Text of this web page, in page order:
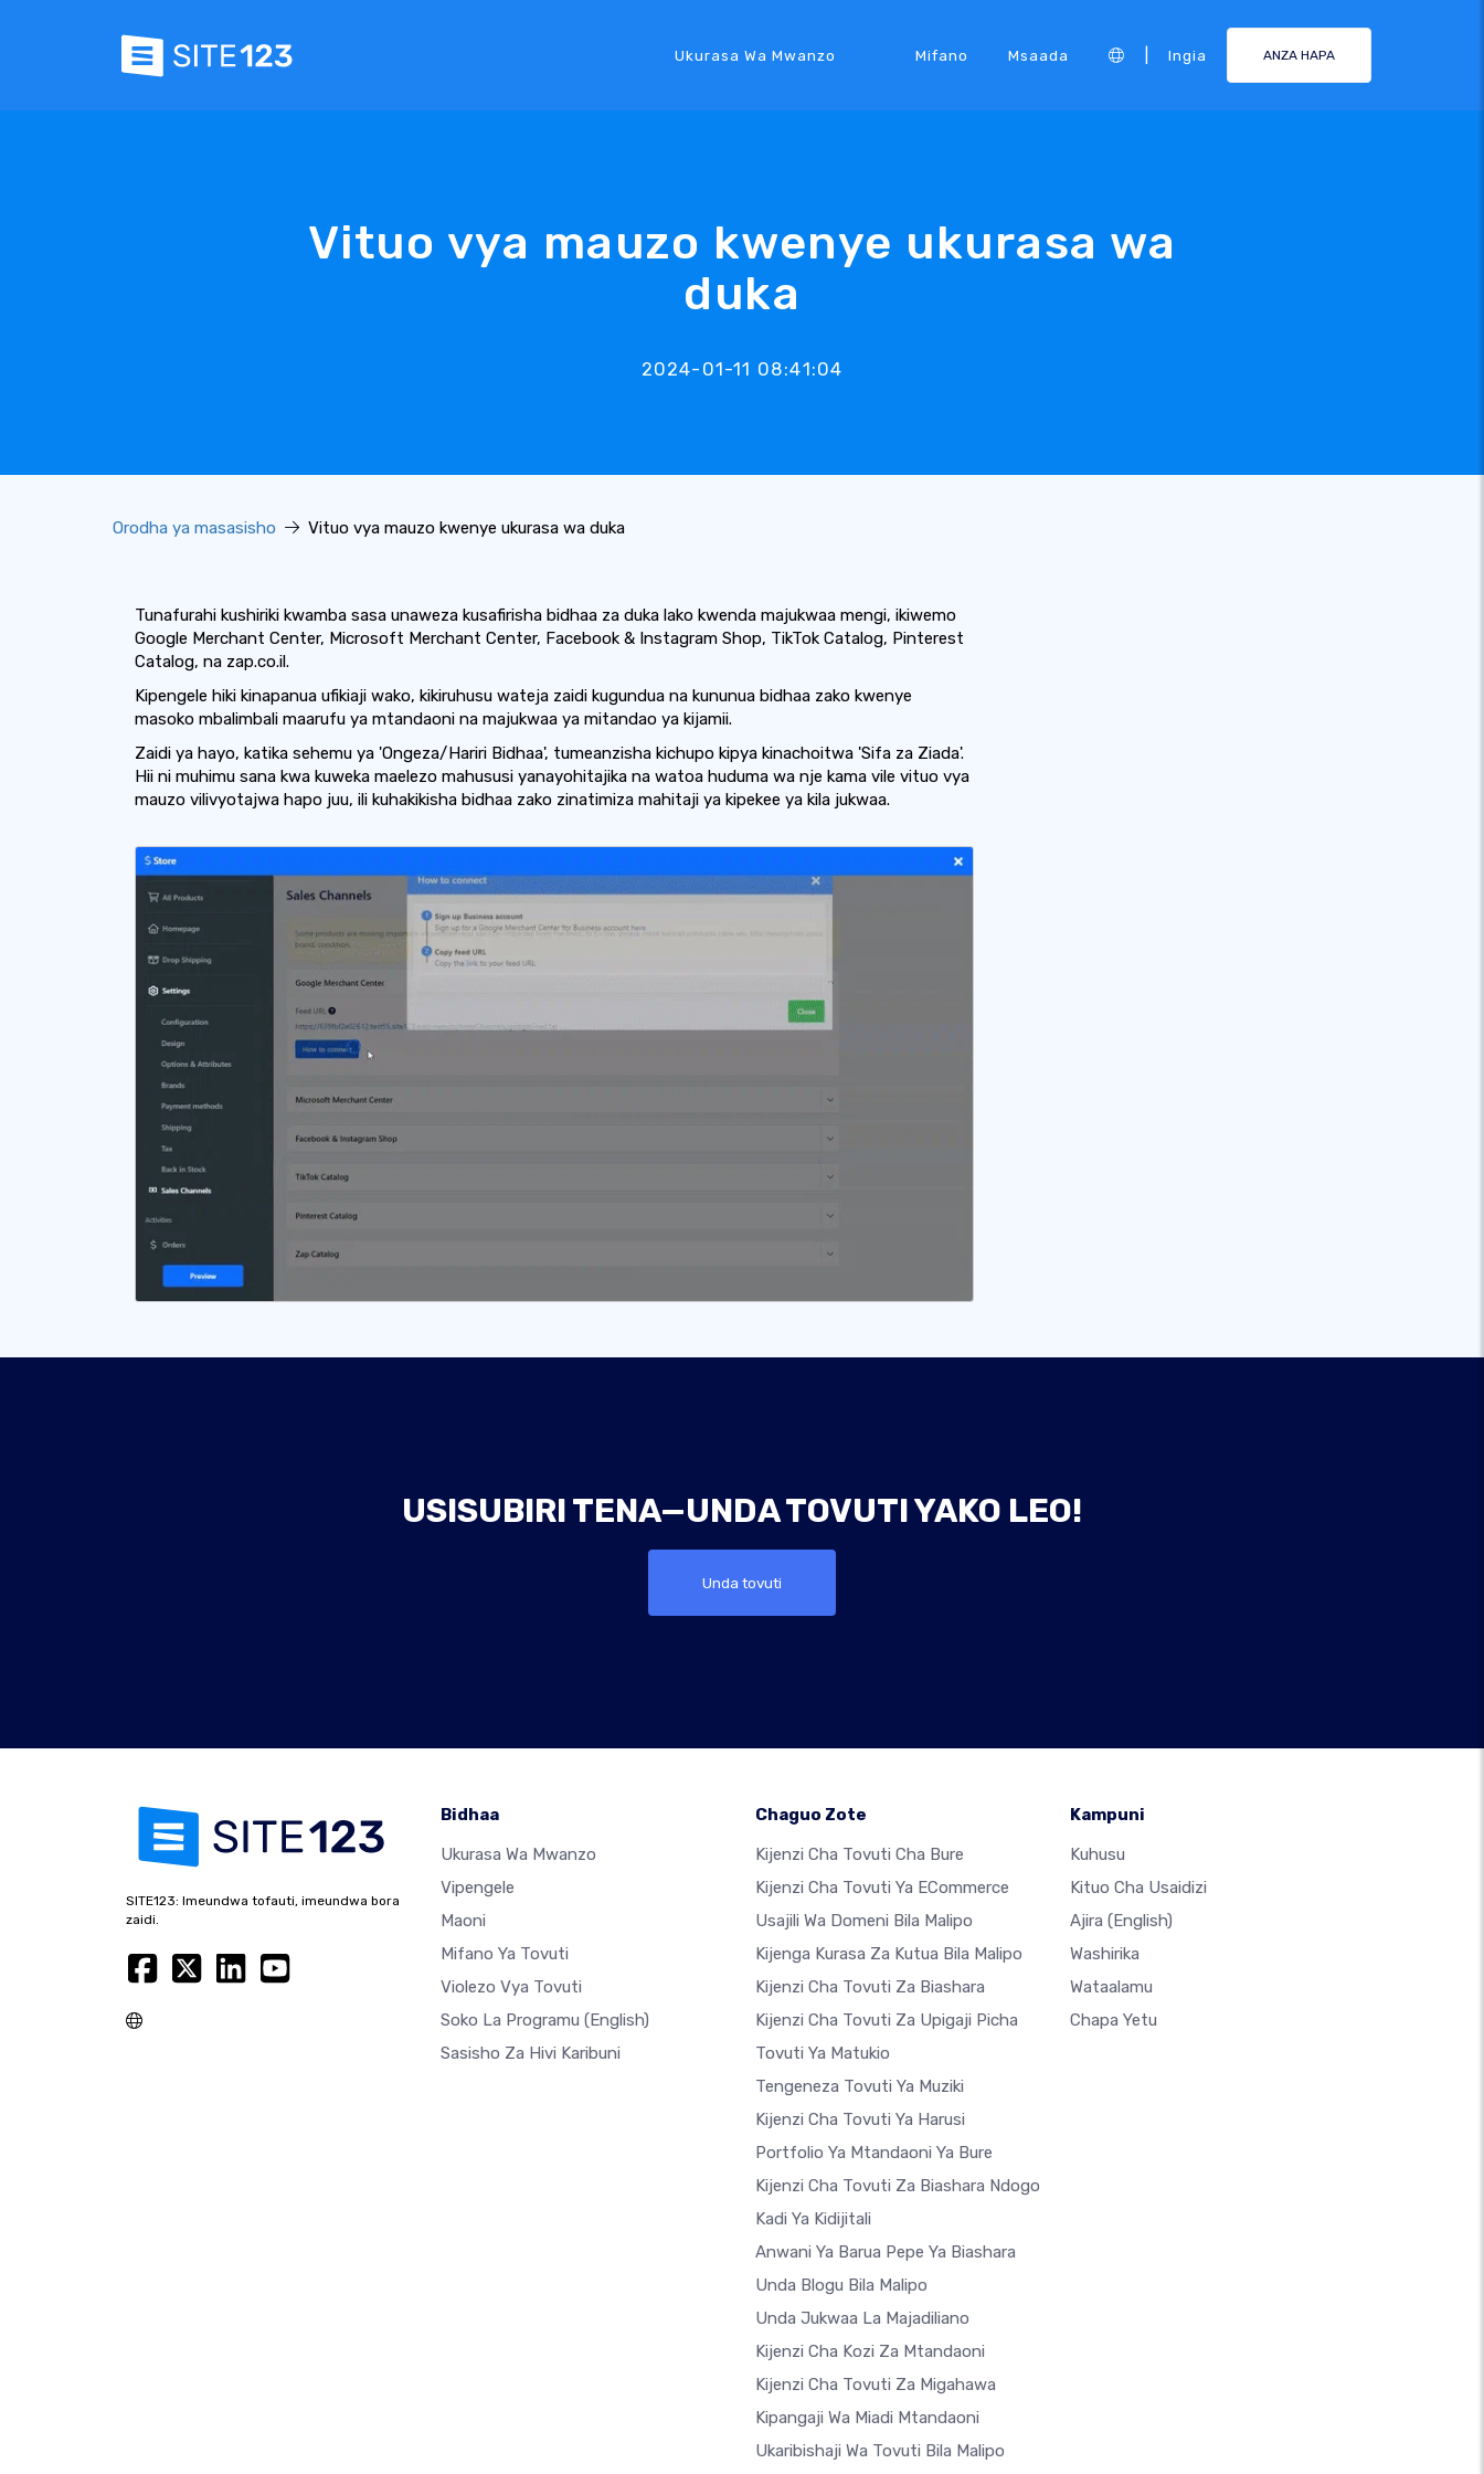
Ukurasa Wa Mwanzo Mifano Msaada Ingia ANZA HAPA
Vituo vya mauzo kwenye ukurasa wa
duka
2024-01-11 08:41:04
Orodha ya masasisho Vituo vya mauzo kwenye ukurasa wa duka
Tunafurahi kushiriki kwamba sasa unaweza kusafirisha bidhaa za duka lako kwenda majukwaa mengi, ikiwemo
Google Merchant Center, Microsoft Merchant Center, Facebook & Instagram Shop, TikTok Catalog, Pinterest
Catalog, na zap.co.il.
Kipengele hiki kinapanua ufikiaji wako, kikiruhusu wateja zaidi kugundua na kununua bidhaa zako kwenye
masoko mbalimbali maarufu ya mtandaoni na majukwaa ya mitandao ya kijamii.
Zaidi ya hayo, katika sehemu ya 'Ongeza/Hariri Bidhaa', tumeanzisha kichupo kipya kinachoitwa 'Sifa za Ziada'.
Hii ni muhimu sana kwa kuweka maelezo mahususi yanayohitajika na watoa huduma wa nje kama vile vituo vya
mauzo vilivyotajwa hapo juu, ili kuhakikisha bidhaa zako zinatimiza mahitaji ya kipekee ya kila jukwaa.
USISUBIRI TENA—UNDA TOVUTI YAKO LEO!
Unda tovuti
SITE123: Imeundwa tofauti, imeundwa bora
zaidi.
Bidhaa
Ukurasa Wa Mwanzo
Vipengele
Maoni
Mifano Ya Tovuti
Violezo Vya Tovuti
Soko La Programu (English)
Sasisho Za Hivi Karibuni
Chaguo Zote
Kijenzi Cha Tovuti Cha Bure
Kijenzi Cha Tovuti Ya ECommerce
Usajili Wa Domeni Bila Malipo
Kijenga Kurasa Za Kutua Bila Malipo
Kijenzi Cha Tovuti Za Biashara
Kijenzi Cha Tovuti Za Upigaji Picha
Tovuti Ya Matukio
Tengeneza Tovuti Ya Muziki
Kijenzi Cha Tovuti Ya Harusi
Portfolio Ya Mtandaoni Ya Bure
Kijenzi Cha Tovuti Za Biashara Ndogo
Kadi Ya Kidijitali
Anwani Ya Barua Pepe Ya Biashara
Unda Blogu Bila Malipo
Unda Jukwaa La Majadiliano
Kijenzi Cha Kozi Za Mtandaoni
Kijenzi Cha Tovuti Za Migahawa
Kipangaji Wa Miadi Mtandaoni
Ukaribishaji Wa Tovuti Bila Malipo
Kampuni
Kuhusu
Kituo Cha Usaidizi
Ajira (English)
Washirika
Wataalamu
Chapa Yetu